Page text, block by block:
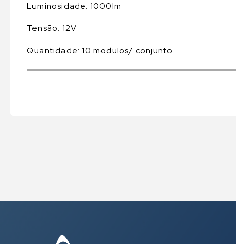
Luminosidade: 1000lm
Tensão: 12V
Quantidade: 10 modulos/ conjunto